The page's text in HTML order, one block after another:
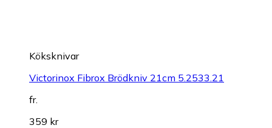
Köksknivar
Victorinox Fibrox Brödkniv 21cm 5.2533.21
fr.
359 kr